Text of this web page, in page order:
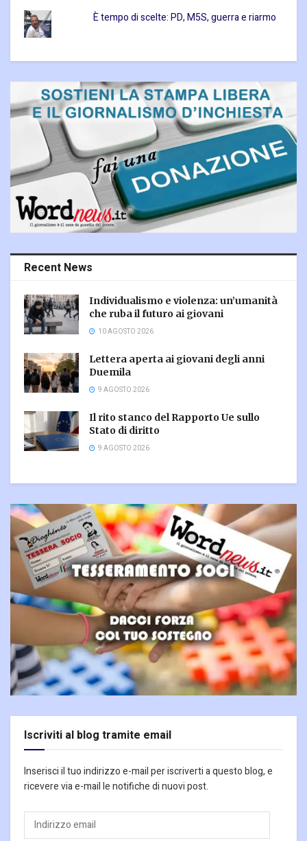
È tempo di scelte: PD, M5S, guerra e riarmo
Recent News
Individualismo e violenza: un’umanità
che ruba il futuro ai giovani
10 AGOSTO 2026
Lettera aperta ai giovani degli anni
Duemila
9 AGOSTO 2026
Il rito stanco del Rapporto Ue sullo
Stato di diritto
9 AGOSTO 2026
Iscriviti al blog tramite email
Inserisci il tuo indirizzo e-mail per iscriverti a questo blog, e
ricevere via e-mail le notifiche di nuovi post.
Indirizzo
email